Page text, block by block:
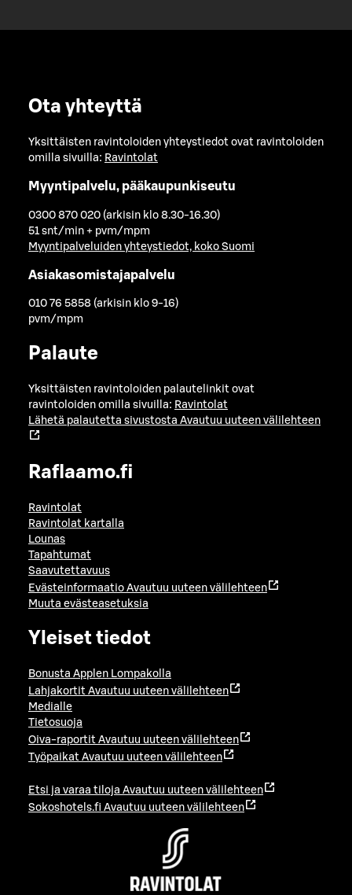
Ota yhteyttä
Yksittäisten ravintoloiden yhteystiedot ovat ravintoloiden
omilla sivuilla: Ravintolat
Myyntipalvelu, pääkaupunkiseutu
0300 870 020 (arkisin klo 8.30-16.30)
51 snt/min + pvm/mpm
Myyntipalveluiden yhteystiedot, koko Suomi
Asiakasomistajapalvelu
010 76 5858 (arkisin klo 9-16)
pvm/mpm
Palaute
Yksittäisten ravintoloiden palautelinkit ovat
ravintoloiden omilla sivuilla: Ravintolat
Lähetä palautetta sivustosta Avautuu uuteen välilehteen
Raflaamo.fi
Ravintolat
Ravintolat kartalla
Lounas
Tapahtumat
Saavutettavuus
Evästeinformaatio Avautuu uuteen välilehteen
Muuta evästeasetuksia
Yleiset tiedot
Bonusta Applen Lompakolla
Lahjakortit Avautuu uuteen välilehteen
Medialle
Tietosuoja
Oiva-raportit Avautuu uuteen välilehteen
Työpaikat Avautuu uuteen välilehteen
Etsi ja varaa tiloja Avautuu uuteen välilehteen
Sokoshotels.fi Avautuu uuteen välilehteen